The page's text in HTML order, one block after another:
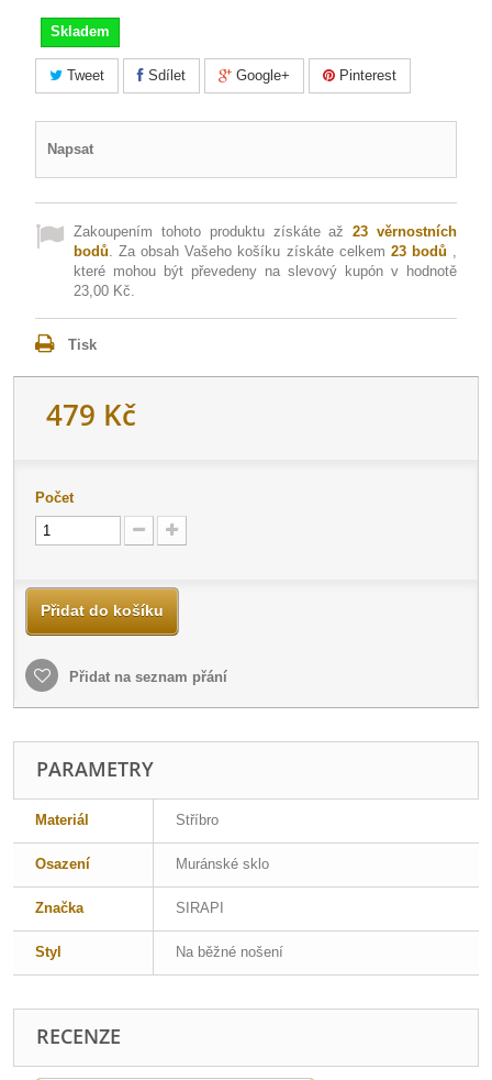
Skladem
Tweet Sdílet Google+ Pinterest
Napsat
Zakoupením tohoto produktu získáte až23 věrnostních
bodů. Za obsah Vašeho košíku získáte celkem 23bodů ,
které mohou být převedeny na slevový kupón v hodnotě
23,00 Kč.
Tisk
479 Kč
Počet
Přidat do košíku
Přidat na seznam přání
PARAMETRY
Materiál Stříbro
Osazení Muránské sklo
Značka SIRAPI
Styl Na běžné nošení
RECENZE